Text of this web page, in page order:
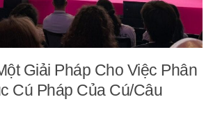
Giải Pháp Cho Việc Phân
Cú Pháp Của Cú/Câu